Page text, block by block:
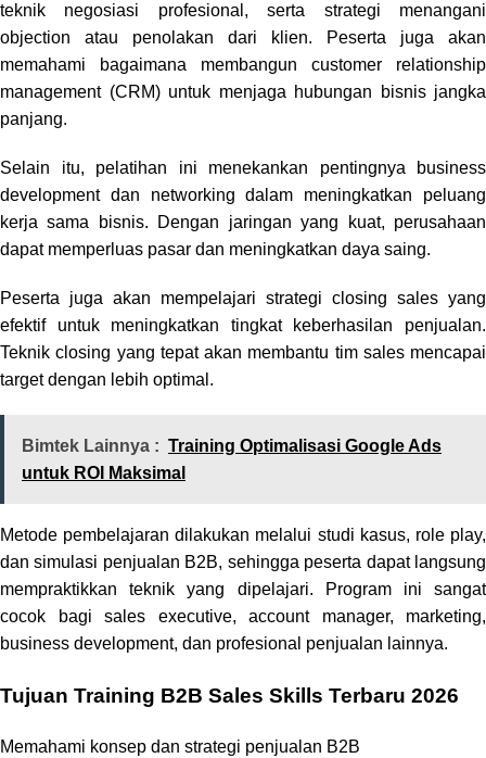
teknik negosiasi profesional, serta strategi menangani
objection atau penolakan dari klien. Peserta juga akan
memahami bagaimana membangun customer relationship
management (CRM) untuk menjaga hubungan bisnis jangka
panjang.
Selain itu, pelatihan ini menekankan pentingnya business
development dan networking dalam meningkatkan peluang
kerja sama bisnis. Dengan jaringan yang kuat, perusahaan
dapat memperluas pasar dan meningkatkan daya saing.
Peserta juga akan mempelajari strategi closing sales yang
efektif untuk meningkatkan tingkat keberhasilan penjualan.
Teknik closing yang tepat akan membantu tim sales mencapai
target dengan lebih optimal.
Bimtek Lainnya : Training Optimalisasi Google Ads
untuk ROI Maksimal
Metode pembelajaran dilakukan melalui studi kasus, role play,
dan simulasi penjualan B2B, sehingga peserta dapat langsung
mempraktikkan teknik yang dipelajari. Program ini sangat
cocok bagi sales executive, account manager, marketing,
business development, dan profesional penjualan lainnya.
Tujuan Training B2B Sales Skills Terbaru 2026
Memahami konsep dan strategi penjualan B2B